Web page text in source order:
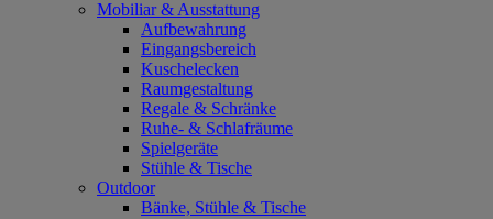
Mobiliar & Ausstattung
Aufbewahrung
Eingangsbereich
Kuschelecken
Raumgestaltung
Regale & Schränke
Ruhe- & Schlafräume
Spielgeräte
Stühle & Tische
Outdoor
Bänke, Stühle & Tische